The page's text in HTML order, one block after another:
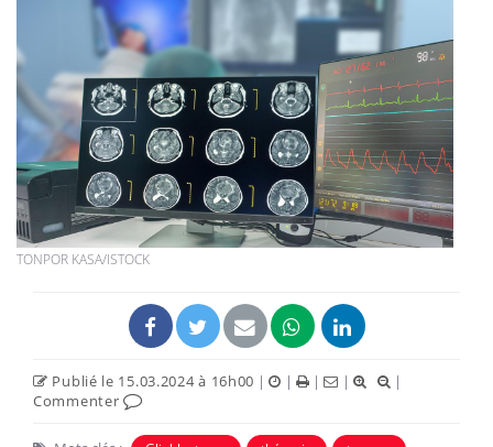
TONPOR KASA/ISTOCK
Publié le 15.03.2024 à 16h00 | | | |
|
Commenter